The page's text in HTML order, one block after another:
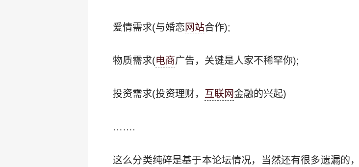
爱情需求(与婚恋网站合作);
物质需求(电商广告，关键是人家不稀罕你);
投资需求(投资理财， 互联网金融的兴起)
…….
这么分类纯碎是基于本论坛情况，当然还有很多遗漏的